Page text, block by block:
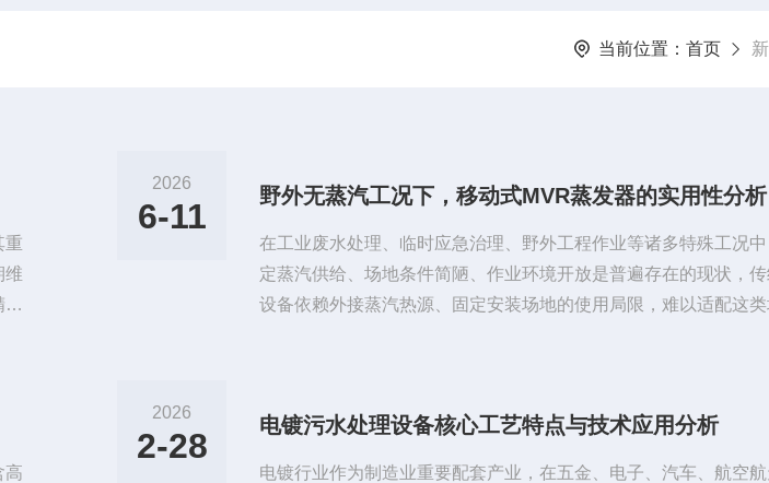
当前位置： 首页
重
维
准
2026
6-11
野外无蒸汽工况下，移动式MVR蒸发器的实用性分析
在工业废水处理、临时应急治理、野外工程作业等诸多特殊工况
定蒸汽供给、场地条件简陋、作业环境开放是普遍存在的现状，
设备依赖外接蒸汽热源、固定安装场地的使用局限，难以适配这
理难题。传统多效蒸发器的运行需要持续的外接蒸汽作为热源，
高
2026
2-28
电镀污水处理设备核心工艺特点与技术应用分析
电镀行业作为制造业重要配套产业，在五金、电子、汽车、航空